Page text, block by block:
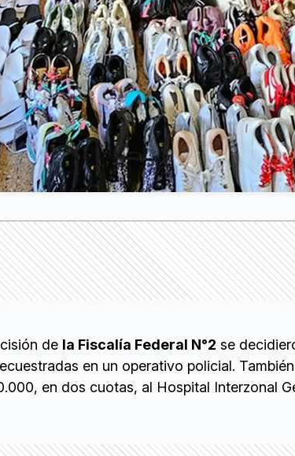
de la Fiscalía Federal N°2 se
en un operativo policial.
en dos cuotas, al Hospital Interzonal